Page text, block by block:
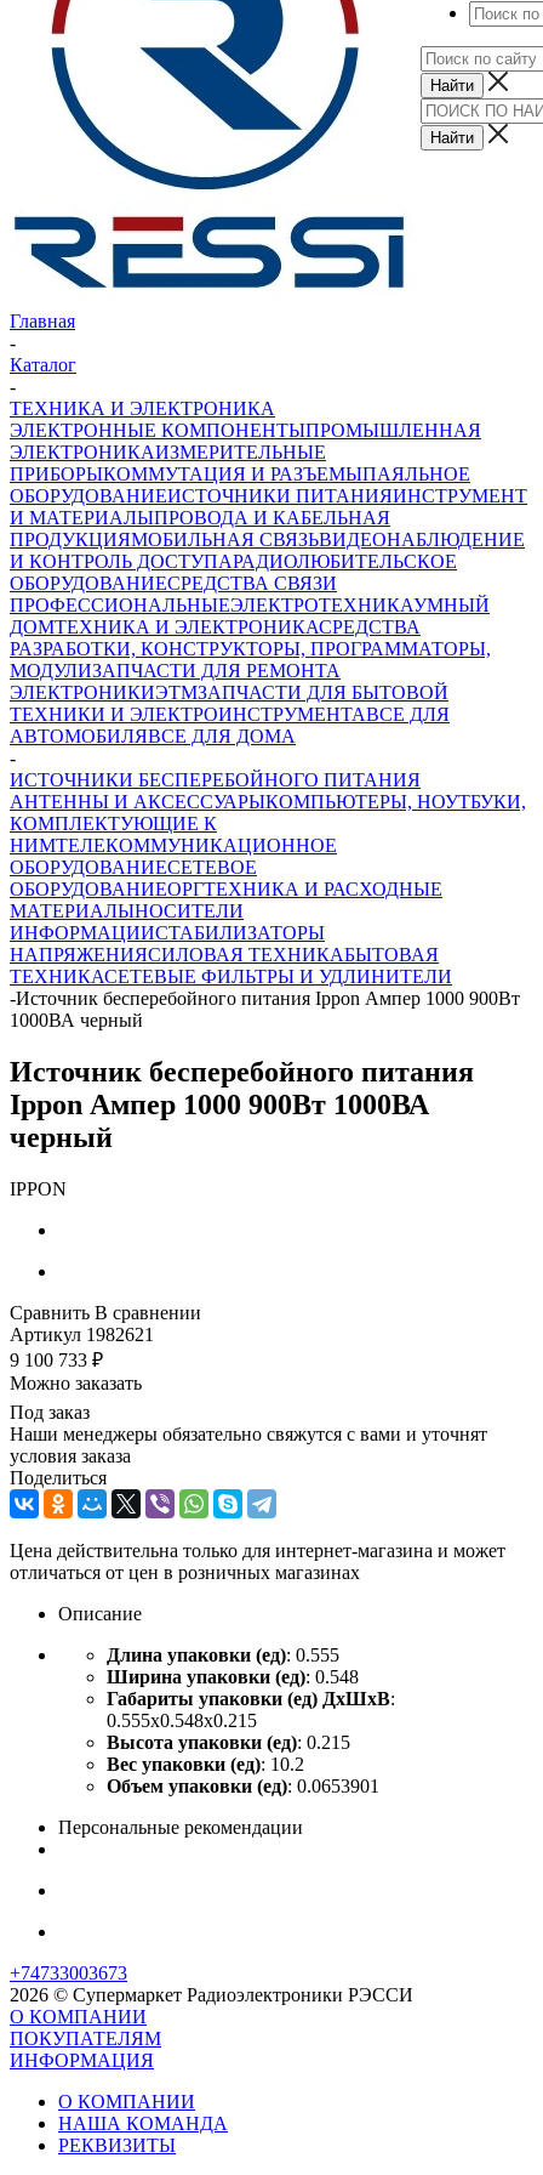
Главная
-
Каталог
-
ТЕХНИКА И ЭЛЕКТРОНИКА
ЭЛЕКТРОННЫЕ КОМПОНЕНТЫПРОМЫШЛЕННАЯ
ЭЛЕКТРОНИКАИЗМЕРИТЕЛЬНЫЕ
ПРИБОРЫКОММУТАЦИЯ И РАЗЪЕМЫПАЯЛЬНОЕ
ОБОРУДОВАНИЕИСТОЧНИКИ ПИТАНИЯИНСТРУМЕНТ
И МАТЕРИАЛЫПРОВОДА И КАБЕЛЬНАЯ
ПРОДУКЦИЯМОБИЛЬНАЯ СВЯЗЬВИДЕОНАБЛЮДЕНИЕ
И КОНТРОЛЬ ДОСТУПАРАДИОЛЮБИТЕЛЬСКОЕ
ОБОРУДОВАНИЕСРЕДСТВА СВЯЗИ
ПРОФЕССИОНАЛЬНЫЕЭЛЕКТРОТЕХНИКАУМНЫЙ
ДОМТЕХНИКА И ЭЛЕКТРОНИКАСРЕДСТВА
РАЗРАБОТКИ, КОНСТРУКТОРЫ, ПРОГРАММАТОРЫ,
МОДУЛИЗАПЧАСТИ ДЛЯ РЕМОНТА
ЭЛЕКТРОНИКИЭТМЗАПЧАСТИ ДЛЯ БЫТОВОЙ
ТЕХНИКИ И ЭЛЕКТРОИНСТРУМЕНТАВСЕ ДЛЯ
АВТОМОБИЛЯВСЕ ДЛЯ ДОМА
-
ИСТОЧНИКИ БЕСПЕРЕБОЙНОГО ПИТАНИЯ
АНТЕННЫ И АКСЕССУАРЫКОМПЬЮТЕРЫ, НОУТБУКИ,
КОМПЛЕКТУЮЩИЕ К
НИМТЕЛЕКОММУНИКАЦИОННОЕ
ОБОРУДОВАНИЕСЕТЕВОЕ
ОБОРУДОВАНИЕОРГТЕХНИКА И РАСХОДНЫЕ
МАТЕРИАЛЫНОСИТЕЛИ
ИНФОРМАЦИИСТАБИЛИЗАТОРЫ
НАПРЯЖЕНИЯСИЛОВАЯ ТЕХНИКАБЫТОВАЯ
ТЕХНИКАСЕТЕВЫЕ ФИЛЬТРЫ И УДЛИНИТЕЛИ
-Источник бесперебойного питания Ippon Ампер 1000 900Вт
1000ВА черный
Источник бесперебойного питания
Ippon Ампер 1000 900Вт 1000ВА
черный
IPPON
Сравнить В сравнении
Артикул 1982621
9 100 733 ₽
Можно заказать
Под заказ
Наши менеджеры обязательно свяжутся с вами и уточнят
условия заказа
Поделиться
Цена действительна только для интернет-магазина и может
отличаться от цен в розничных магазинах
Описание
Длина упаковки (ед): 0.555
Ширина упаковки (ед): 0.548
Габариты упаковки (ед) ДхШхВ:
0.555x0.548x0.215
Высота упаковки (ед): 0.215
Вес упаковки (ед): 10.2
Объем упаковки (ед): 0.0653901
Персональные рекомендации
+74733003673
2026 © Супермаркет Радиоэлектроники РЭССИ
О КОМПАНИИ
ПОКУПАТЕЛЯМ
ИНФОРМАЦИЯ
О КОМПАНИИ
НАША КОМАНДА
РЕКВИЗИТЫ